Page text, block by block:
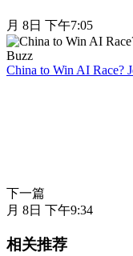
月 8日 下午7:05
China to Win AI Race?
下一篇
月 8日 下午9:34
相关推荐